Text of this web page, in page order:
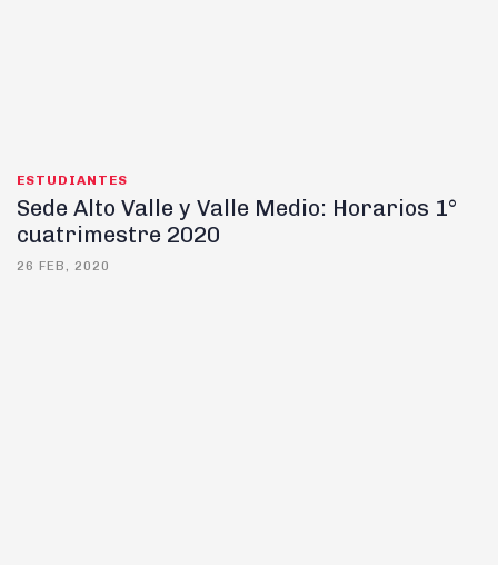
ESTUDIANTES
Sede Alto Valle y Valle Medio: Horarios 1°
cuatrimestre 2020
26 FEB, 2020